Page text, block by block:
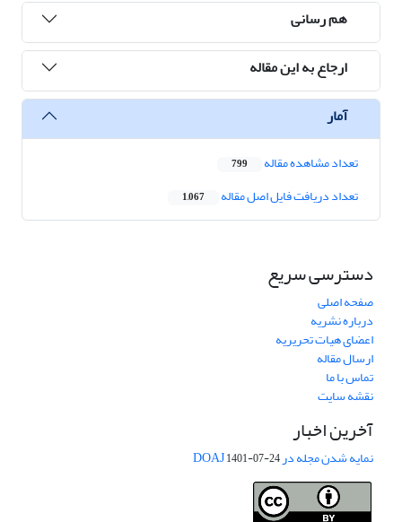
هم رسانی
ارجاع به این مقاله
آمار
تعداد مشاهده مقاله 799
تعداد دریافت فایل اصل مقاله 1,067
دسترسی سریع
صفحه اصلی
درباره نشریه
اعضای هیات تحریریه
ارسال مقاله
تماس با ما
نقشه سایت
آخرین اخبار
نمایه شدن مجله در DOAJ1401-07-24